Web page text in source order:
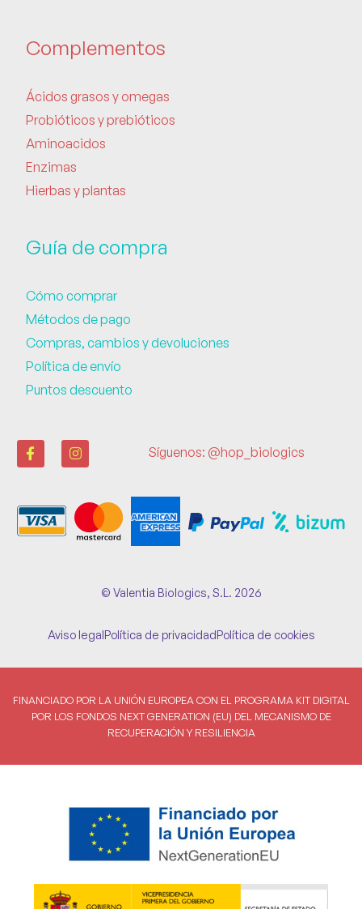
Complementos
Ácidos grasos y omegas
Probióticos y prebióticos
Aminoacidos
Enzimas
Hierbas y plantas
Guía de compra
Cómo comprar
Métodos de pago
Compras, cambios y devoluciones
Política de envío
Puntos descuento
Síguenos: @hop_biologics
© Valentia Biologics, S.L. 2026
Aviso legalPolítica de privacidadPolítica de cookies
FINANCIADO POR LA UNIÓN EUROPEA CON EL PROGRAMA KIT DIGITAL
POR LOS FONDOS NEXT GENERATION (EU) DEL MECANISMO DE
RECUPERACIÓN Y RESILIENCIA